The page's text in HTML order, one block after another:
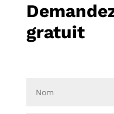
gratuit